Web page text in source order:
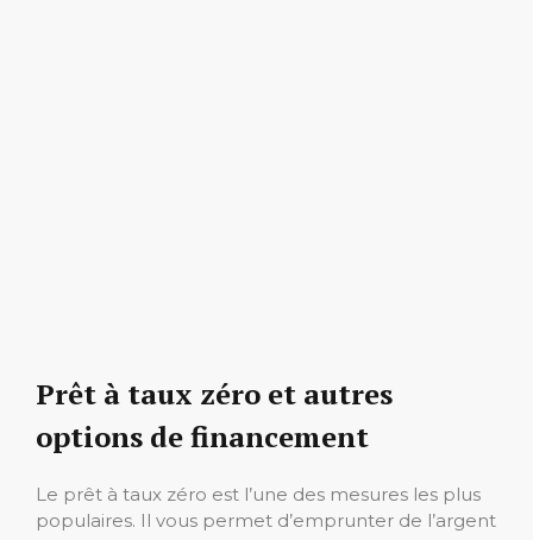
Prêt à taux zéro et autres
options de financement
Le prêt à taux zéro est l’une des mesures les plus
populaires. Il vous permet d’emprunter de l’argent